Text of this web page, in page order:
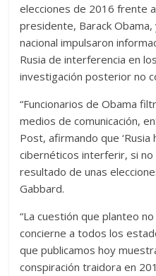
elecciones de 2016 frente
presidente, Barack
nacional impulsaron
Rusia de interferencia en
investigación posterior no
“Funcionarios de Obama
medios de comunicación,
Post, afirmando que
cibernéticos interferir, si
resultado de unas
Gabbard.
“La cuestión que planteo
concierne a todos los
que publicamos hoy
conspiración traidora en